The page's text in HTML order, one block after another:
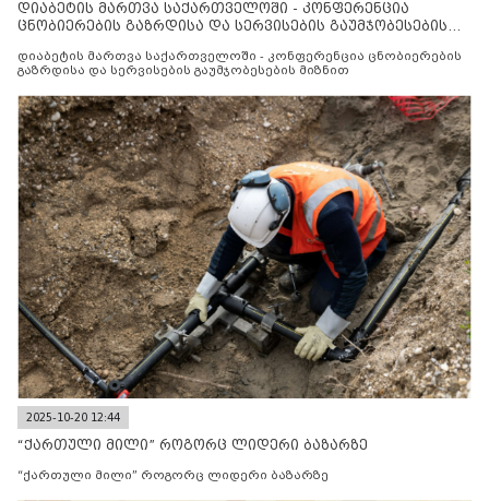
დიაბეტის მართვა საქართველოში - კონფერენცია
ცნობიერების გაზრდისა და სერვისების გაუმჯობესების
დიაბეტის მართვა საქართველოში - კონფერენცია ცნობიერების
გაზრდისა და სერვისების გაუმჯობესების მიზნით
2025-10-20 12:44
“ქართული მილი” როგორც ლიდერი ბაზარზე
“ქართული მილი” როგორც ლიდერი ბაზარზე